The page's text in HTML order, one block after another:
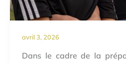
avril 3, 2026
Dans le cadre de la